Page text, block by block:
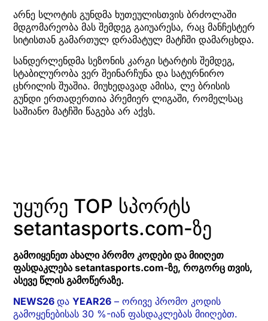
არნე სლოტის გუნდმა ხუთეულისთვის ბრძოლაში
მდგომარეობა მას შემდეგ გაიუარესა, რაც მანჩესტერ
სიტისთან გამართულ დრამატულ მატჩში დამარცხდა.
სანდერლენდმა სეზონის კარგი სტარტის შემდეგ,
სტაბილურობა ვერ შეინარჩუნა და სატურნირო
ცხრილის შუაშია. მიუხედავად ამისა, ლე ბრისის
გუნდი ერთადერთია პრემიერ ლიგაში, რომელსაც
საშიანო მატჩში წაგება არ აქვს.
უყურე TOP სპორტს
setantasports.com-ზე
გამოიყენეთ ახალი პრომო კოდები და მიიღეთ
ფასდაკლება setantasports.com-ზე, როგორც თვის,
ასევე წლის გამოწერაზე.
NEWS26 და YEAR26 – ორივე პრომო კოდის
გამოყენებისას 30 %-იან ფასდაკლებას მიიღებთ.